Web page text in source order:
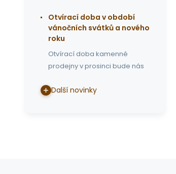
Otvírací doba v období
vánočních svátků a nového
roku
Otvírací doba kamenné
prodejny v prosinci bude nás
Další novinky